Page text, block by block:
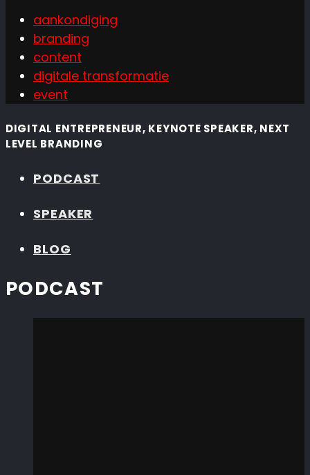
aankondiging
branding
content
digitale transformatie
event
DIGITAL ENTREPRENEUR, KEYNOTE SPEAKER, NEXT
LEVEL BRANDING
PODCAST
SPEAKER
BLOG
PODCAST